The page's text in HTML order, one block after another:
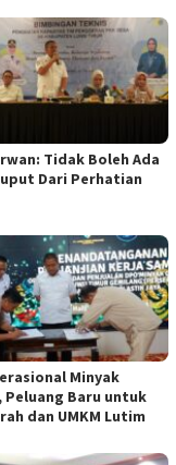
Tidak Boleh Ada
Dari Perhatian
Minyak
Peluang Baru untuk
dan UMKM Lutim